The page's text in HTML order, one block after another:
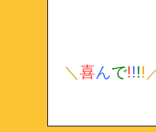
＼ 喜んで!!!!